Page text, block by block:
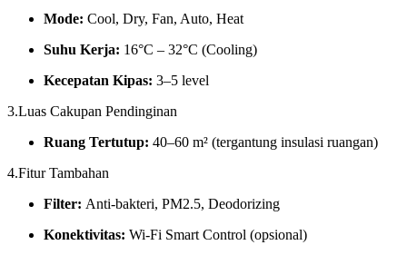
Mode: Cool, Dry, Fan, Auto, Heat
Suhu Kerja: 16°C – 32°C (Cooling)
Kecepatan Kipas: 3–5 level
3.Luas Cakupan Pendinginan
Ruang Tertutup: 40–60 m² (tergantung insulasi ruangan)
4.Fitur Tambahan
Filter: Anti-bakteri, PM2.5, Deodorizing
Konektivitas: Wi-Fi Smart Control (opsional)